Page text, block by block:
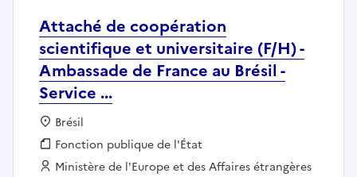
Attaché de coopération
scientifique et universitaire (F/H) -
Ambassade de France au Brésil -
Service ...
Localisation :
Brésil
Fonction publique :
Fonction publique de l'État
Employeur :
Ministère de l'Europe et des Affaires étrangères